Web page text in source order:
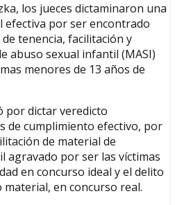
los jueces dictaminaron una
efectiva por ser encontrado
tenencia, facilitación y
abuso sexual infantil (MASI)
menores de 13 años de
por dictar veredicto
de cumplimiento efectivo, por
de material de
agravado por ser las víctimas
en concurso ideal y el delito
en concurso real.